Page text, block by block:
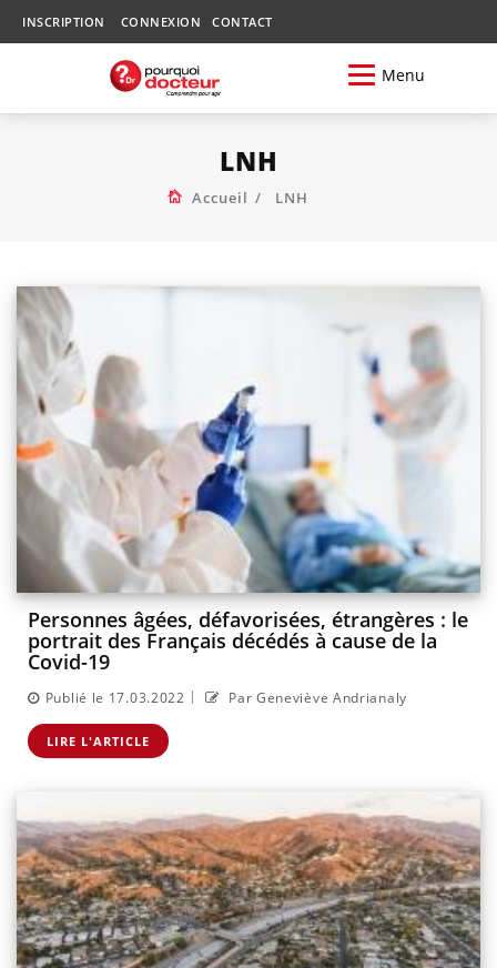
INSCRIPTION CONNEXION CONTACT
Menu
LNH
Accueil LNH
Personnes âgées, défavorisées, étrangères : le
portrait des Français décédés à cause de la
Covid-19
Publié le 17.03.2022 | Par Geneviève Andrianaly
LIRE L'ARTICLE